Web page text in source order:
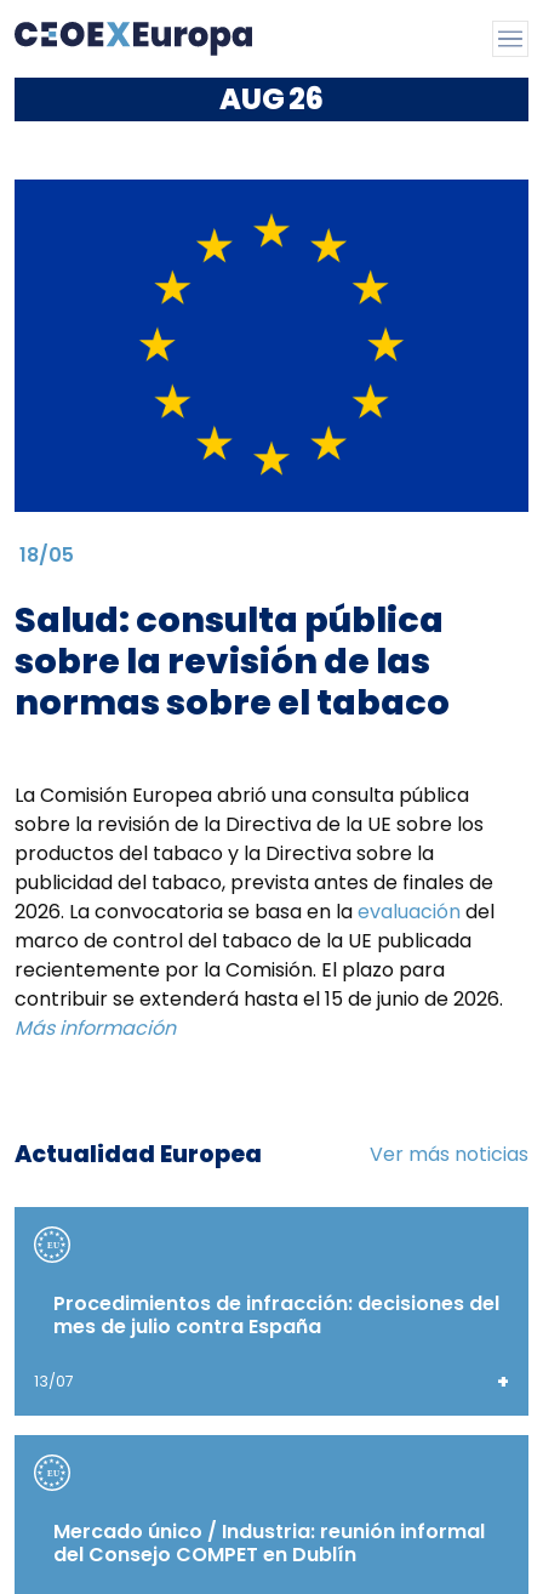
AUG26
18/05
Salud: consulta pública
sobre la revisión de las
normas sobre el tabaco
La Comisión Europea abrió una consulta pública
sobre la revisión de la Directiva de la UE sobre los
productos del tabaco y la Directiva sobre la
publicidad del tabaco, prevista antes de finales de
2026. La convocatoria se basa en laevaluacióndel
marco de control del tabaco de la UE publicada
recientemente por la Comisión. El plazo para
contribuir se extenderá hasta el 15 de junio de 2026.
Más información
Actualidad Europea Ver más noticias
Procedimientos de infracción: decisiones del
mes de julio contra España
13/07 +
Mercado único / Industria: reunión informal
del Consejo COMPET en Dublín